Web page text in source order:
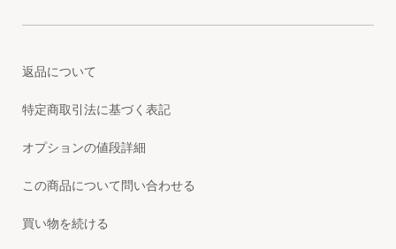
返品について
特定商取引法に基づく表記
オプションの値段詳細
この商品について問い合わせる
買い物を続ける